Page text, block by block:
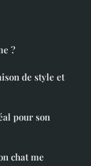
?
de style et
pour son
chat me